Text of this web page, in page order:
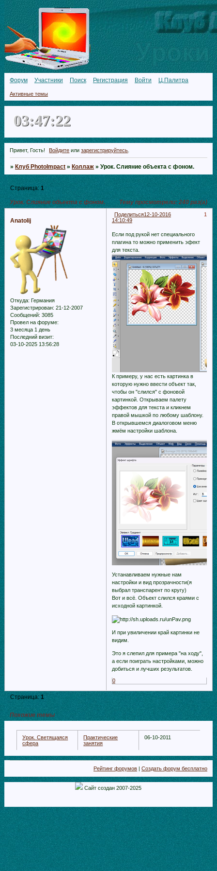
Форум Участники Поиск Регистрация Войти Ц.Палитра
Активные темы
03:47:23
Привет, Гость! Войдите илизарегистрируйтесь
»Клуб PhotoImpact »Коллаж »Урок. Слияние объекта с фоном.
Урок. Слияние объекта с фоном. Тему просмотрели:240раз(а)
Страница:1
Поделиться 1
12-10-2016
14:10:49
Anatolij
Откуда: Германия
Зарегистрирован: 21-12-2007
Сообщений: 3085
Провел на форуме:
3 месяца 1 день
Последний визит:
03-10-2025 13:56:28
Если под рукой нет специального
плагина то можно применить эфект
для текста.
К примеру, у нас есть картинка в
которую нужно ввести объект так,
чтобы он "слился" с фоновой
картинкой. Открываем палету
эффектов для текста и кликнем
правой мышкой по любому шаблону.
В открывшемся диалоговом меню
жмём настройки шаблона.
Устанавливаем нужные нам
настройки и вид прозрачности(я
выбрал транспарент по кругу)
Вот и всё. Объект слился краями с
исходной картинкой.
И при увиличении край картинки не
видим.
Это я слепил для примера "на ходу",
а если поиграть настройками, можно
добиться и лучших результатов.
0
Страница:1
Похожие темы
Урок. Светящаяся
сфера
Практические
занятия
06-10-2011
Рейтинг форумов |Создать форум бесплатно
Сайт создан 2007-2025